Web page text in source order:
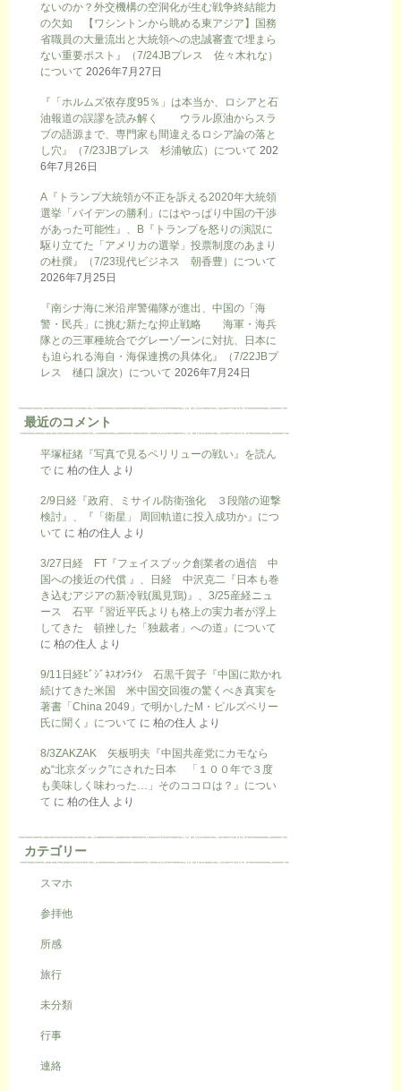
ないのか？外交機構の空洞化が生む戦争終結能力
の欠如 【ワシントンから眺める東アジア】国務
省職員の大量流出と大統領への忠誠審査で埋まら
ない重要ポスト』（7/24JBプレス 佐々木れな）
について 2026年7月27日
『「ホルムズ依存度95％」は本当か、ロシアと石
油報道の誤謬を読み解く ウラル原油からスラ
ブの語源まで、専門家も間違えるロシア論の落と
し穴』（7/23JBプレス 杉浦敏広）について 202
6年7月26日
A『トランプ大統領が不正を訴える2020年大統領
選挙「バイデンの勝利」にはやっぱり中国の干渉
があった可能性』、B『トランプを怒りの演説に
駆り立てた「アメリカの選挙」投票制度のあまり
の杜撰』（7/23現代ビジネス 朝香豊）について
2026年7月25日
『南シナ海に米沿岸警備隊が進出、中国の「海
警・民兵」に挑む新たな抑止戦略 海軍・海兵
隊との三軍種統合でグレーゾーンに対抗、日本に
も迫られる海自・海保連携の具体化』（7/22JBプ
レス 樋口 譲次）について 2026年7月24日
最近のコメント
平塚柾緒『写真で見るペリリューの戦い』を読ん
で に 柏の住人 より
2/9日経『政府、ミサイル防衛強化 ３段階の迎撃
検討』、『「衛星」 周回軌道に投入成功か』につ
いて に 柏の住人 より
3/27日経 FT『フェイスブック創業者の過信 中
国への接近の代償 』、日経 中沢克二『日本も巻
き込むアジアの新冷戦(風見鶏)』、3/25産経ニュ
ース 石平『習近平氏よりも格上の実力者が浮上
してきた 頓挫した「独裁者」への道』について
に 柏の住人 より
9/11日経ﾋﾞｼﾞﾈｽｵﾝﾗｲﾝ 石黒千賀子『中国に欺かれ
続けてきた米国 米中国交回復の驚くべき真実を
著書「China 2049」で明かしたM・ピルズベリー
氏に聞く』について に 柏の住人 より
8/3ZAKZAK 矢板明夫『中国共産党にカモなら
ぬ“北京ダック”にされた日本 「１００年で３度
も美味しく味わった…」そのココロは？』につい
て に 柏の住人 より
カテゴリー
スマホ
参拝他
所感
旅行
未分類
行事
連絡